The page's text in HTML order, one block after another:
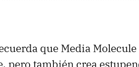
que Media
pero también crea